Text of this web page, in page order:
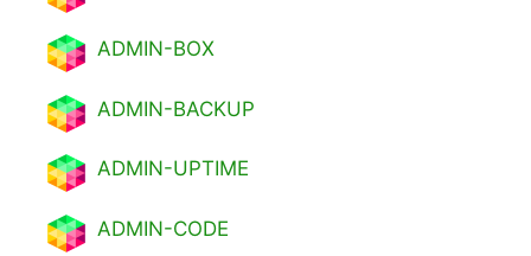
ADMIN-BOX
ADMIN-BACKUP
ADMIN-UPTIME
ADMIN-CODE